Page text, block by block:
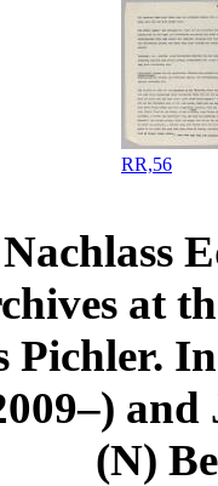
RR,56
at
Pichler.
(N)